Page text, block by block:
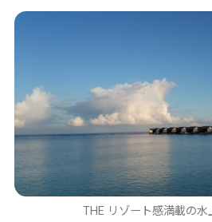
THE リゾート感満載の水